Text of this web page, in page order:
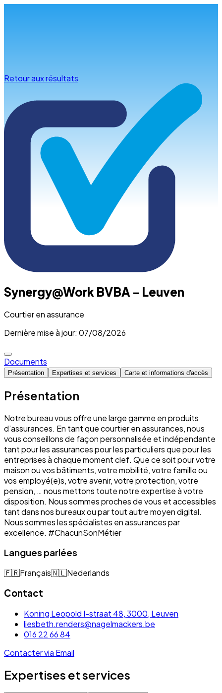
Retour aux résultats
Synergy@Work BVBA - Leuven
Courtier en assurance
Dernière mise à jour: 07/08/2026
Documents
Présentation Expertises et services Carte et informations d'accès
Présentation
Notre bureau vous offre une large gamme en produits
d’assurances. En tant que courtier en assurances, nous
vous conseillons de façon personnalisée et indépendante
tant pour les assurances pour les particuliers que pour les
entreprises à chaque moment clef. Que ce soit pour votre
maison ou vos bâtiments, votre mobilité, votre famille ou
vos employé(e)s, votre avenir, votre protection, votre
pension, … nous mettons toute notre expertise à votre
disposition. Nous sommes proches de vous et accessibles
tant dans nos bureaux ou par tout autre moyen digital.
Nous sommes les spécialistes en assurances par
excellence. #ChacunSonMétier
Langues parlées
🇫🇷Français🇳🇱Nederlands
Contact
Koning Leopold I-straat 48, 3000, Leuven
liesbeth.renders@nagelmackers.be
016 22 66 84
Contacter via Email
Expertises et services